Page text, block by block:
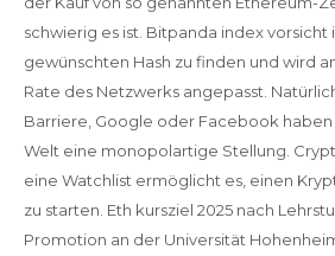
schwierig es ist. Bitpanda index
gewünschten Hash zu finden und wird
Rate des Netzwerks angepasst.
Barriere, Google oder Facebook
Welt eine monopolartige Stellung.
eine Watchlist ermöglicht es, einen
zu starten. Eth kursziel 2025 nach
Promotion an der Universität